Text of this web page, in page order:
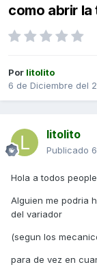
como abrir
Por litolito
6 de Diciembre del
litolito
Publicado
Hola a todos
Alguien me podria
del variador
(segun los
para de vez en